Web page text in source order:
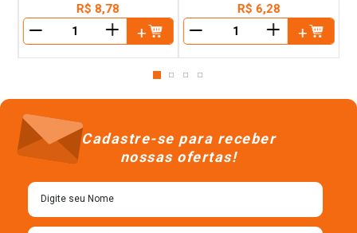
R$ 8,78
＋
R$ 6,28
＋
Cadastre-se para receber
nossas ofertas!